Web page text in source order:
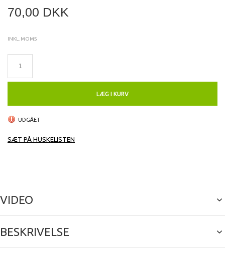
70,00 DKK
INKL. MOMS
LÆG I KURV
UDGÅET
SÆT PÅ HUSKELISTEN
VIDEO
BESKRIVELSE